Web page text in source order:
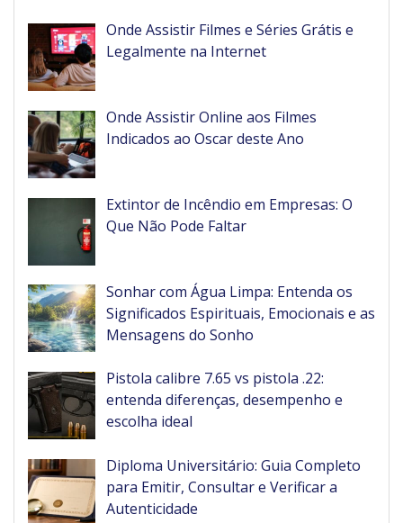
Onde Assistir Filmes e Séries Grátis e
Legalmente na Internet
Onde Assistir Online aos Filmes
Indicados ao Oscar deste Ano
Extintor de Incêndio em Empresas: O
Que Não Pode Faltar
Sonhar com Água Limpa: Entenda os
Significados Espirituais, Emocionais e as
Mensagens do Sonho
Pistola calibre 7.65 vs pistola .22:
entenda diferenças, desempenho e
escolha ideal
Diploma Universitário: Guia Completo
para Emitir, Consultar e Verificar a
Autenticidade